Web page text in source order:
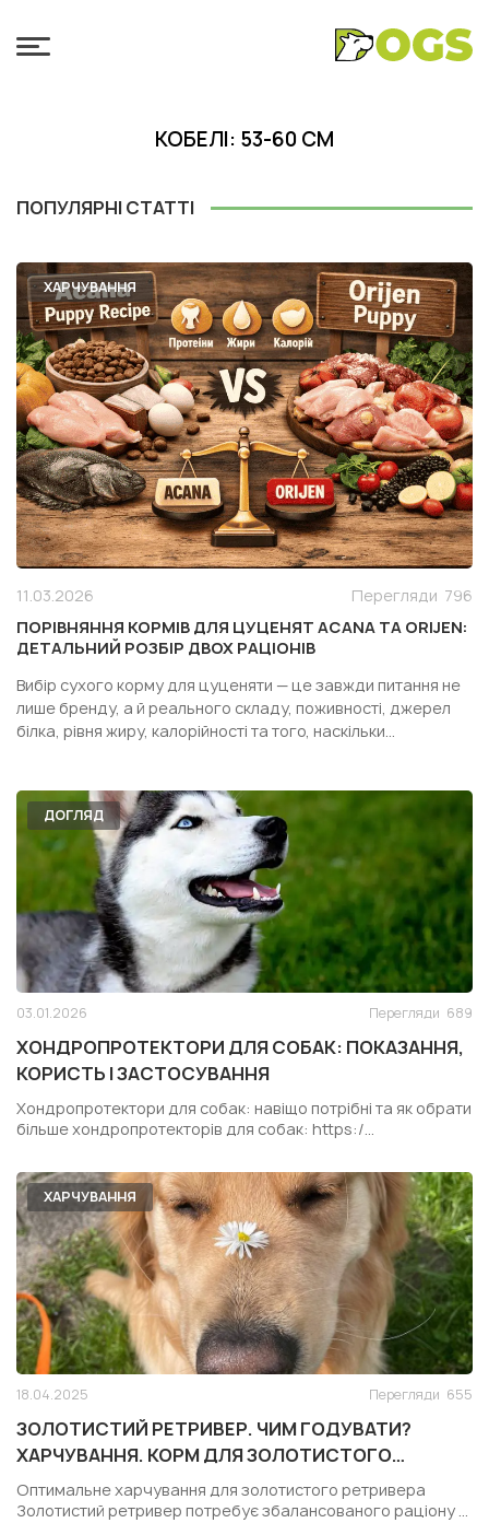
КОБЕЛІ: 53-60 СМ
ПОПУЛЯРНІ СТАТТІ
ХАРЧУВАННЯ
11.03.2026 Перегляди 796
ПОРІВНЯННЯ КОРМІВ ДЛЯ ЦУЦЕНЯТ ACANA ТА ORIJEN:
ДЕТАЛЬНИЙ РОЗБІР ДВОХ РАЦІОНІВ
Вибір сухого корму для цуценяти — це завжди питання не
лише бренду, а й реального складу, поживності, джерел
білка, рівня жиру, калорійності та того, наскільки
одного сегмента — Acana Puppy Recipe і Orijen Pupp...
ДОГЛЯД
03.01.2026 Перегляди 689
ХОНДРОПРОТЕКТОРИ ДЛЯ СОБАК: ПОКАЗАННЯ,
КОРИСТЬ І ЗАСТОСУВАННЯ
Хондропротектори для собак: навіщо потрібні та як обрати
більше хондропротекторів для собак: https:/...
ХАРЧУВАННЯ
18.04.2025 Перегляди 655
ЗОЛОТИСТИЙ РЕТРИВЕР. ЧИМ ГОДУВАТИ?
ХАРЧУВАННЯ. КОРМ ДЛЯ ЗОЛОТИСТОГО
РЕТРИВЕРА
Оптимальне харчування для золотистого ретривера
Золотистий ретривер потребує збалансованого раціону ...